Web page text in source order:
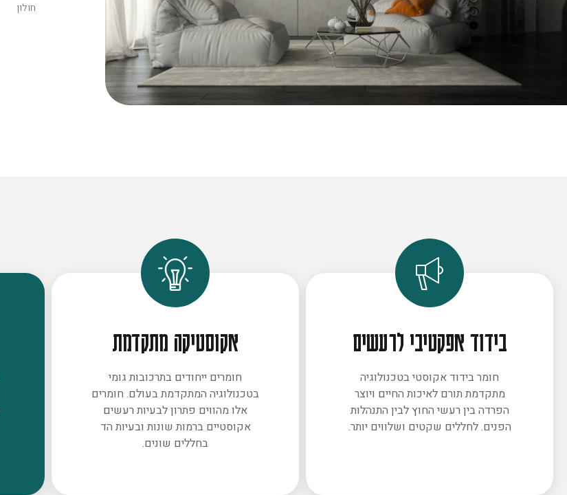
חולון
בידוד אפקטיבי לרעשים
חומר בידוד אקוסטי בטכנולוגיה
מתקדמת תורם לאיכות החיים ויוצר
הפרדה בין רעשי החוץ לבין התנהלות
הפנים. לחללים שקטים ושלווים יותר.
אקוסטיקה מתקדמת
חומרים ייחודים בתרכובות גומי
בטכנולוגיה המתקדמת בעולם. חומרים
אלו מהווים פתרון לבעיות רעשים
אקוסטיים ברמות שונות ובעיות הד
בחללים שונים.